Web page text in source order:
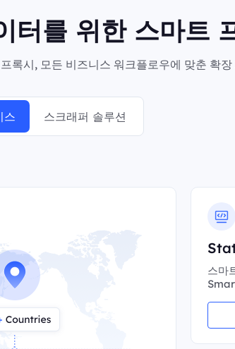
를 위한 스마트
록시, 모든 비즈니스 워크플로우에 맞춘 확
스 스크래퍼 솔루션
스마